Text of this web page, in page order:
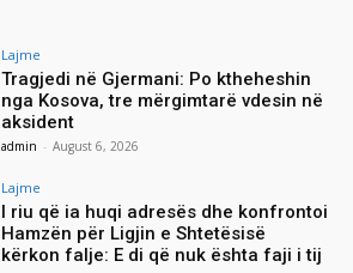
Lajme
Tragjedi në Gjermani: Po ktheheshin
nga Kosova, tre mërgimtarë vdesin në
aksident
admin - August 6, 2026
Lajme
I riu që ia huqi adresës dhe konfrontoi
Hamzën për Ligjin e Shtetësisë
kërkon falje: E di që nuk ështa faji i tij